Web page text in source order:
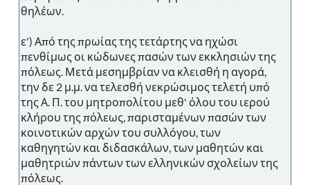
θηλέων.
ε') Από της πρωίας της τετάρτης να ηχώσι
πενθίμως οι κώδωνες πασών των εκκλησιών της
πόλεως. Μετά μεσημβρίαν να κλεισθή η αγορά,
την δε 2 μ.μ. να τελεσθή νεκρώσιμος τελετή υπό
της Α. Π. του μητροπολίτου μεθ' όλου του ιερού
κλήρου της πόλεως, παρισταμένων πασών των
κοινοτικών αρχών του συλλόγου, των
καθηγητών και διδασκάλων, των μαθητών και
μαθητριών πάντων των ελληνικών σχολείων της
πόλεως.